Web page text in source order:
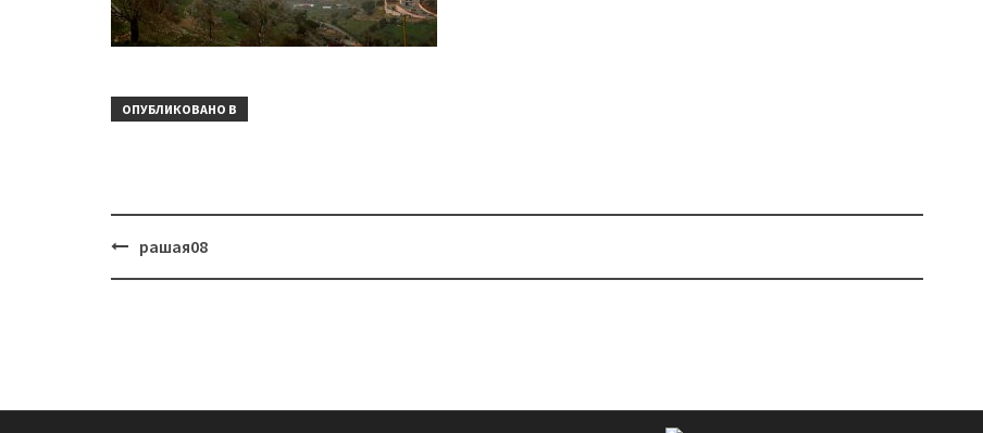
ОПУБЛИКОВАНО В
Навигация
рашая08